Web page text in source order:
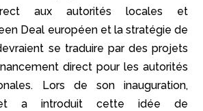
aux autorités locales et
Deal européen et la stratégie de
se traduire par des projets
direct pour les autorités
Lors de son inauguration,
a introduit cette idée de